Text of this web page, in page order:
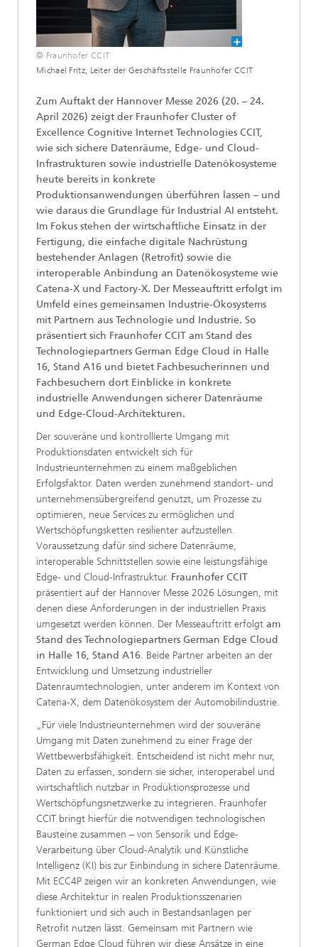
© Fraunhofer CCIT
Michael Fritz, Leiter der Geschäftsstelle Fraunhofer CCIT
Zum Auftakt der Hannover Messe 2026 (20. – 24.
April 2026) zeigt der Fraunhofer Cluster of
Excellence Cognitive Internet Technologies CCIT,
wie sich sichere Datenräume, Edge- und Cloud-
Infrastrukturen sowie industrielle Datenökosysteme
heute bereits in konkrete
Produktionsanwendungen überführen lassen – und
wie daraus die Grundlage für Industrial AI entsteht.
Im Fokus stehen der wirtschaftliche Einsatz in der
Fertigung, die einfache digitale Nachrüstung
bestehender Anlagen (Retrofit) sowie die
interoperable Anbindung an Datenökosysteme wie
Catena-X und Factory-X. Der Messeauftritt erfolgt im
Umfeld eines gemeinsamen Industrie-Ökosystems
mit Partnern aus Technologie und Industrie. So
präsentiert sich Fraunhofer CCIT am Stand des
Technologiepartners German Edge Cloud in Halle
16, Stand A16 und bietet Fachbesucherinnen und
Fachbesuchern dort Einblicke in konkrete
industrielle Anwendungen sicherer Datenräume
und Edge-Cloud-Architekturen.
Der souveräne und kontrollierte Umgang mit
Produktionsdaten entwickelt sich für
Industrieunternehmen zu einem maßgeblichen
Erfolgsfaktor. Daten werden zunehmend standort- und
unternehmensübergreifend genutzt, um Prozesse zu
optimieren, neue Services zu ermöglichen und
Wertschöpfungsketten resilienter aufzustellen.
Voraussetzung dafür sind sichere Datenräume,
interoperable Schnittstellen sowie eine leistungsfähige
Edge- und Cloud-Infrastruktur. Fraunhofer CCIT
präsentiert auf der Hannover Messe 2026 Lösungen, mit
denen diese Anforderungen in der industriellen Praxis
umgesetzt werden können. Der Messeauftritt erfolgt am
Stand des Technologiepartners German Edge Cloud
in Halle 16, Stand A16. Beide Partner arbeiten an der
Entwicklung und Umsetzung industrieller
Datenraumtechnologien, unter anderem im Kontext von
Catena-X, dem Datenökosystem der Automobilindustrie.
„Für viele Industrieunternehmen wird der souveräne
Umgang mit Daten zunehmend zu einer Frage der
Wettbewerbsfähigkeit. Entscheidend ist nicht mehr nur,
Daten zu erfassen, sondern sie sicher, interoperabel und
wirtschaftlich nutzbar in Produktionsprozesse und
Wertschöpfungsnetzwerke zu integrieren. Fraunhofer
CCIT bringt hierfür die notwendigen technologischen
Bausteine zusammen – von Sensorik und Edge-
Verarbeitung über Cloud-Analytik und Künstliche
Intelligenz (KI) bis zur Einbindung in sichere Datenräume.
Mit ECC4P zeigen wir an konkreten Anwendungen, wie
diese Architektur in realen Produktionsszenarien
funktioniert und sich auch in Bestandsanlagen per
Retrofit nutzen lässt. Gemeinsam mit Partnern wie
German Edge Cloud führen wir diese Ansätze in eine